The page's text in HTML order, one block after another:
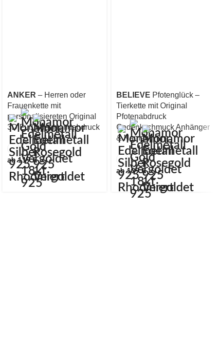
ANKER – Herren oder
Frauenkette mit
personalisiereten Original
3D Fuß oder Handabdruck
ab119€
BELIEVE Pfotenglück –
Tierkette mit Original
Pfotenabdruck
Gedenkschmuck Anhänger
& Namen
ab109€